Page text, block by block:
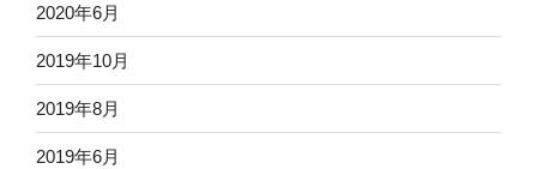
2020年6月
2019年10月
2019年8月
2019年6月